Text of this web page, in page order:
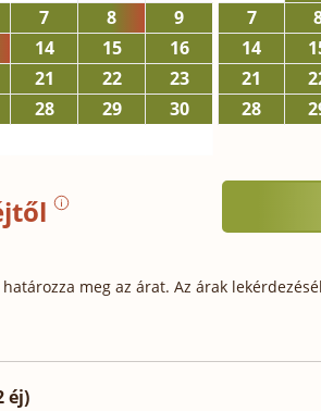
7 8
9
14 15
16
21 22
23
28 29
30
7
14
21
28
meg az árat. Az árak
éj)